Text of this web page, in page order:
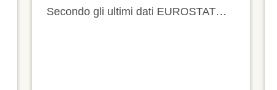
Secondo gli ultimi dati EUROSTAT